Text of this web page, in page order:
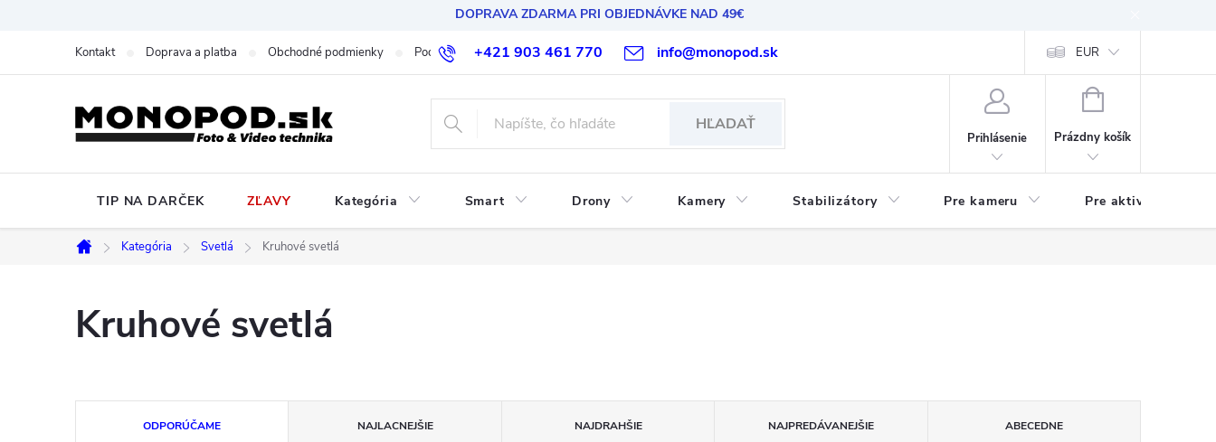
DOPRAVA ZDARMA PRI OBJEDNÁVKE NAD 49€
+421 903 461 770 info@monopod.sk
Kontakt Doprava a platba Obchodné podmienky Podmienky ochrany osobných údajov Reklamácia a vrátenie EUR
HĽADAŤ
Prihlásenie
NÁKUPNÝ
Prázdny košík
TIP NA DARČEK ZĽAVY Kategória Smart Drony Kamery Stabilizátory Pre kameru Pre aktivitu
Domov
Kategória Svetlá Kruhové svetlá
Kruhové svetlá
ODPORÚČAME NAJLACNEJŠIE NAJDRAHŠIE NAJPREDÁVANEJŠIE ABECEDNE